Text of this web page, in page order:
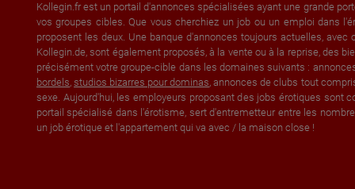
Kollegin.fr est un portail d'annonces spécialisées ayant une grande
vos groupes cibles. Que vous cherchiez un job ou un emploi dans
proposent les deux. Une banque d'annonces toujours actuelles,
Kollegin.de, sont également proposés, à la vente ou à la reprise, des
précisément votre groupe-cible dans les domaines suivants :
bordels,studios bizarres pour dominas, annonces de clubs tout
sexe. Aujourd'hui, les employeurs proposant des jobs érotiques sont
portail spécialisé dans l'érotisme, sert d'entremetteur entre les
un job érotique et l'appartement qui va avec / la maison close !